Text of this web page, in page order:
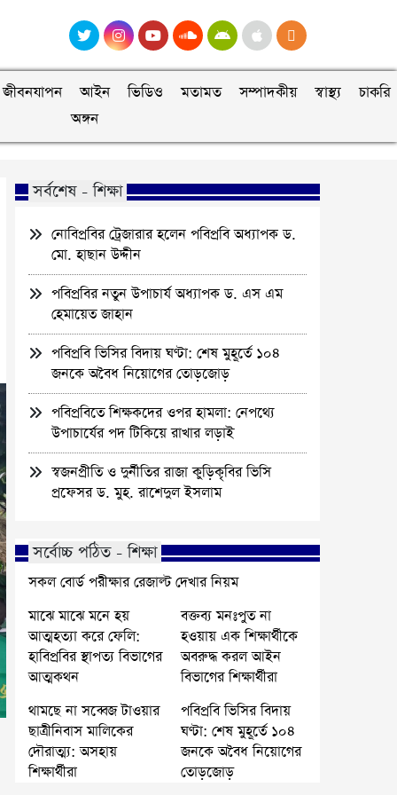
জীবনযাপন
আইন
অঙ্গন
ভিডিও মতামত সম্পাদকীয় স্বাস্থ্য চাকরি
সর্বশেষ - শিক্ষা
নোবিপ্রবির ট্রেজারার হলেন পবিপ্রবি অধ্যাপক ড.
মো. হাছান উদ্দীন
পবিপ্রবির নতুন উপাচার্য অধ্যাপক ড. এস এম
হেমায়েত জাহান
পবিপ্রবি ভিসির বিদায় ঘণ্টা: শেষ মুহূর্তে ১০৪
জনকে অবৈধ নিয়োগের তোড়জোড়
পবিপ্রবিতে শিক্ষকদের ওপর হামলা: নেপথ্যে
উপাচার্যের পদ টিকিয়ে রাখার লড়াই
স্বজনপ্রীতি ও দুর্নীতির রাজা কুড়িকৃবির ভিসি
প্রফেসর ড. মুহ. রাশেদুল ইসলাম
সর্বোচ্চ পঠিত - শিক্ষা
সকল বোর্ড পরীক্ষার রেজাল্ট দেখার নিয়ম
মাঝে মাঝে মনে হয়
আত্মহত্যা করে ফেলি:
হাবিপ্রবির স্থাপত্য বিভাগের
আত্মকথন
বক্তব্য মনঃপুত না
হওয়ায় এক শিক্ষার্থীকে
অবরুদ্ধ করল আইন
বিভাগের শিক্ষার্থীরা
থামছে না সব্বেজ টাওয়ার
ছাত্রীনিবাস মালিকের
দৌরাত্ম্য: অসহায়
শিক্ষার্থীরা
পবিপ্রবি ভিসির বিদায়
ঘণ্টা: শেষ মুহূর্তে ১০৪
জনকে অবৈধ নিয়োগের
তোড়জোড়